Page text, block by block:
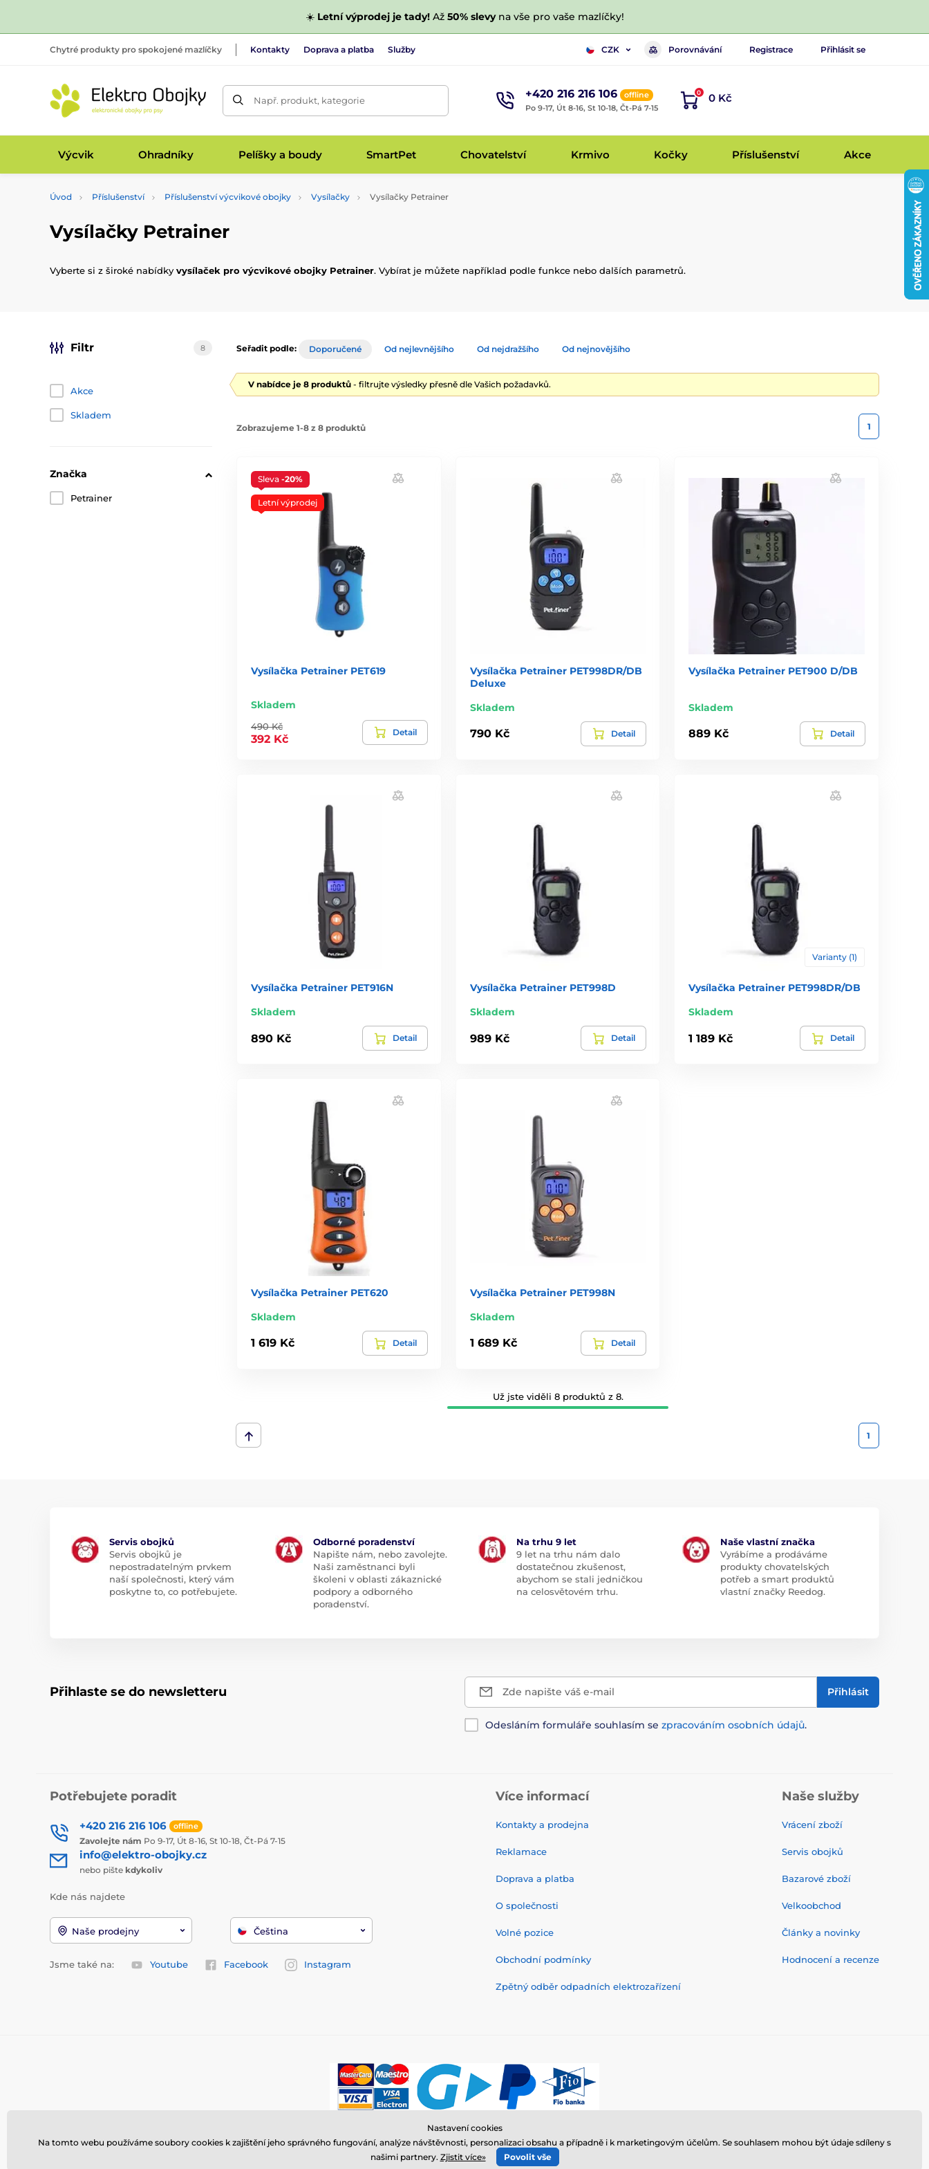
☀️ Letní výprodej je tady!Až 50% slevyna vše pro vaše mazlíčky!
Chytré produkty pro spokojené mazlíčky Kontakty Doprava a platba Služby CZK Porovnávání Registrace Přihlásit se
Např. produkt, kategorie +420 216 216 106
offline
Po 9-17, Út 8-16, St 10-18, Čt-Pá 7-15
0 0 Kč
Výcvik Ohradníky Pelíšky a boudy SmartPet Chovatelství Krmivo Kočky Příslušenství Akce
Úvod Příslušenství Příslušenství výcvikové obojky Vysílačky Vysílačky Petrainer
Vysílačky Petrainer
Vyberte si z široké nabídky vysílaček pro výcvikové obojky Petrainer. Vybírat je můžete například podle funkce nebo dalších parametrů.
Filtr 8
Akce
Skladem
Značka
Petrainer
Seřadit podle: Doporučené Od nejlevnějšího Od nejdražšího Od nejnovějšího
V nabídce je 8 produktů - filtrujte výsledky přesně dle Vašich požadavků.
Zobrazujeme 1-8 z 8 produktů 1
Sleva -20%
Letní výprodej
Vysílačka Petrainer PET619
Skladem
490 Kč
392 Kč
Detail
Vysílačka Petrainer PET998DR/DB
Deluxe
Skladem
790 Kč Detail
Vysílačka Petrainer PET900 D/DB
Skladem
889 Kč Detail
Vysílačka Petrainer PET916N
Skladem
890 Kč Detail
Vysílačka Petrainer PET998D
Skladem
989 Kč Detail
Varianty (1)
Vysílačka Petrainer PET998DR/DB
Skladem
1 189 Kč Detail
Vysílačka Petrainer PET620
Skladem
1 619 Kč Detail
Vysílačka Petrainer PET998N
Skladem
1 689 Kč Detail
Už jste viděli 8 produktů z 8.
1
Servis obojků
Servis obojků je
nepostradatelným prvkem
naší společnosti, který vám
poskytne to, co potřebujete.
Odborné poradenství
Napište nám, nebo zavolejte.
Naši zaměstnanci byli
školeni v oblasti zákaznické
podpory a odborného
poradenství.
Na trhu 9 let
9 let na trhu nám dalo
dostatečnou zkušenost,
abychom se stali jedničkou
na celosvětovém trhu.
Naše vlastní značka
Vyrábíme a prodáváme
produkty chovatelských
potřeb a smart produktů
vlastní značky Reedog.
Přihlaste se do newsletteru Zde napište váš e-mail Přihlásit
Odesláním formuláře souhlasím se zpracováním osobních údajů.
Potřebujete poradit
+420 216 216 106 offline
Zavolejte nám Po 9-17, Út 8-16, St 10-18, Čt-Pá 7-15
info@elektro-obojky.cz
nebo pište kdykoliv
Kde nás najdete
Naše prodejny Čeština
Jsme také na: Youtube Facebook Instagram
Více informací
Kontakty a prodejna
Reklamace
Doprava a platba
O společnosti
Volné pozice
Obchodní podmínky
Zpětný odběr odpadních elektrozařízení
Naše služby
Vrácení zboží
Servis obojků
Bazarové zboží
Velkoobchod
Články a novinky
Hodnocení a recenze
© 2026 www.elektro-obojky.cz ⦁ E-shop vytvořila
Nastavení cookies
Na tomto webu používáme soubory cookies k zajištění jeho správného fungování, analýze návštěvnosti, personalizaci obsahu a případně i k marketingovým účelům. Se souhlasem mohou být údaje sdíleny s
našimi partnery. Zjistit více» Povolit vše